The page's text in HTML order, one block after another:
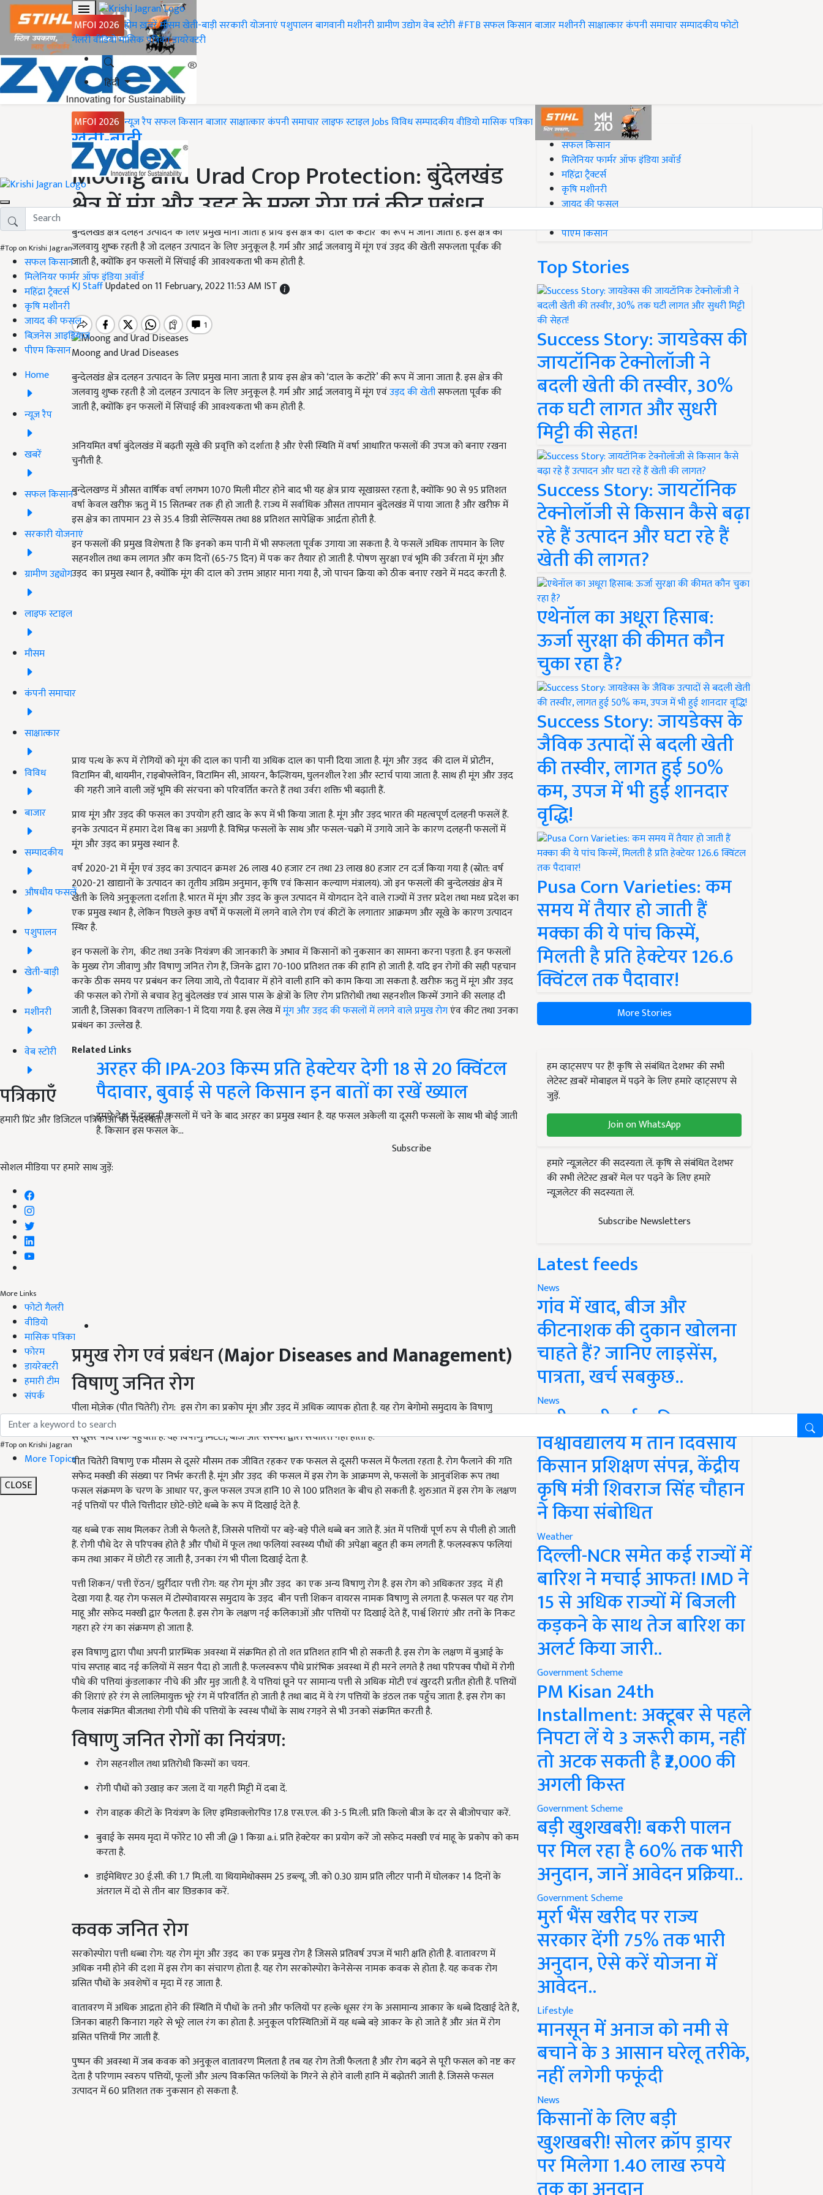
MFOI 2026 होमख़बरेंमौसमखेती-बाड़ीसरकारी योजनाएंपशुपालनबागवानीमशीनरीग्रामीण उद्योगवेब स्टोरी#FTBसफल किसानबाजारमशीनरीसाक्षात्कारकंपनी समाचारसम्पादकीयफोटो
गैलरीवीडियोमासिक पत्रिकाडायरेक्टरी
हिंदी
MFOI 2026 न्यूज़ रैपसफल किसानबाजारसाक्षात्कारकंपनी समाचारलाइफ स्टाइलJobsविविधसम्पादकीयवीडियोमासिक पत्रिका
#Top on Krishi Jagran
सफल किसान
मिलेनियर फार्मर ऑफ इंडिया अवॉर्ड
महिंद्रा ट्रैक्टर्स
कृषि मशीनरी
जायद की फसल
बिज़नेस आइडियाज
पीएम किसान
Home
न्यूज़ रैप
खबरें
सफल किसान
सरकारी योजनाएं
ग्रामीण उद्द्योग
लाइफ स्टाइल
मौसम
कंपनी समाचार
साक्षात्कार
विविध
बाजार
सम्पादकीय
औषधीय फसलें
पशुपालन
खेती-बाड़ी
मशीनरी
वेब स्टोरी
पत्रिकाएँ
हमारी प्रिंट और डिजिटल पत्रिकाओं की सदस्यता लें
Subscribe
सोशल मीडिया पर हमारे साथ जुड़ें:
More Links
फोटो गैलरी
वीडियो
मासिक पत्रिका
फोरम
डायरेक्टरी
हमारी टीम
संपर्क
#Top on Krishi Jagran
More Topics
CLOSE
Home
खेती-बाड़ी
Moong and Urad Crop Protection: बुंदेलखंड
क्षेत्र में मूंग और उड़द के मुख्य रोग एवं कीट प्रबंधन
बुन्देलखंड क्षेत्र दलहन उत्पादन के लिए प्रमुख माना जाता है प्रायः इस क्षेत्र को ‘दाल के कटोरे’ की रूप में जाना जाता है. इस क्षेत्र की
जलवायु शुष्क रहती है जो दलहन उत्पादन के लिए अनुकूल है. गर्म और आर्द्र जलवायु में मूंग एवं उड़द की खेती सफलता पूर्वक की
जाती है, क्योंकि इन फसलों में सिंचाई की आवश्यकता भी कम होती है.
KJ StaffUpdated on 11 February, 2022 11:53 AM IST
Moong and Urad Diseases
बुन्देलखंड क्षेत्र दलहन उत्पादन के लिए प्रमुख माना जाता है प्रायः इस क्षेत्र को ‘दाल के कटोरे’ की रूप में जाना जाता है. इस क्षेत्र की
जलवायु शुष्क रहती है जो दलहन उत्पादन के लिए अनुकूल है. गर्म और आर्द्र जलवायु में मूंग एवंउड़द की खेतीसफलता पूर्वक की
जाती है, क्योंकि इन फसलों में सिंचाई की आवश्यकता भी कम होती है.
अनियमित वर्षा बुंदेलखंड में बढ़ती सूखे की प्रवृत्ति को दर्शाता है और ऐसी स्थिति में वर्षा आधारित फसलों की उपज को बनाए रखना
चुनौती है.
बुन्देलखण्ड में औसत वार्षिक वर्षा लगभग 1070 मिली मीटर होने बाद भी यह क्षेत्र प्रायः सूखाग्रस्त रहता है, क्योंकि 90 से 95 प्रतिशत
वर्षा केवल खरीफ़ ऋतु में 15 सितम्बर तक ही हो जाती है. राज्य में सर्वाधिक औसत तापमान बुंदेलखंड में पाया जाता है और खरीफ़ में
इस क्षेत्र का तापमान 23 से 35.4 डिग्री सेल्सियस तथा 88 प्रतिशत सापेक्षिक आर्द्रता होती है.
इन फसलों की प्रमुख विशेषता है कि इनको कम पानी में भी सफलता पूर्वक उगाया जा सकता है. ये फसलें अधिक तापमान के लिए
सहनशील तथा कम लागत और कम दिनों (65-75 दिन) में पक कर तैयार हो जाती है. पोषण सुरक्षा एवं भूमि की उर्वरता में मूंग और
उड़द का प्रमुख स्थान है, क्योंकि मूंग की दाल को उत्तम आहार माना गया है, जो पाचन क्रिया को ठीक बनाए रखने में मदद करती है.
प्रायः पत्थ के रूप में रोगियों को मूंग की दाल का पानी या अधिक दाल का पानी दिया जाता है. मूंग और उड़द की दाल में प्रोटीन,
विटामिन बी, थायमीन, राइबोफ्लेविन, विटामिन सी, आयरन, कैल्शियम, घुलनशील रेशा और स्टार्च पाया जाता है. साथ ही मूंग और उड़द
की गहरी जाने वाली जड़ें भूमि की संरचना को परिवर्तित करते हैं तथा उर्वरा शक्ति भी बढ़ाती हैं.
प्रायः मूंग और उड़द की फसल का उपयोग हरी खाद के रूप में भी किया जाता है. मूंग और उड़द भारत की महत्वपूर्ण दलहनी फसलें हैं.
इनके उत्पादन में हमारा देश विश्व का अग्रणी है. विभिन्न फसलों के साथ और फसल-चक्रो में उगाये जाने के कारण दलहनी फसलों में
मूंग और उड़द का प्रमुख स्थान है.
वर्ष 2020-21 में मूँग एवं उड़द का उत्पादन क्रमशः 26 लाख 40 हजार टन तथा 23 लाख 80 हजार टन दर्ज किया गया है (स्रोत: वर्ष
2020-21 खाद्यानों के उत्पादन का तृतीय अग्रिम अनुमान, कृषि एवं किसान कल्याण मंत्रालय). जो इन फसलों की बुन्देलखंड क्षेत्र में
खेती के लिये अनुकूलता दर्शाता है. भारत में मूंग और उड़द के कुल उत्पादन में योगदान देने वाले राज्यों में उत्तर प्रदेश तथा मध्य प्रदेश का
एक प्रमुख स्थान है, लेकिन पिछले कुछ वर्षों में फसलों में लगने वाले रोग एवं कीटों के लगातार आक्रमण और सूखे के कारण उत्पादन
स्थिर है.
इन फसलों के रोग, कीट तथा उनके नियंत्रण की जानकारी के अभाव में किसानों को नुकसान का सामना करना पड़ता है. इन फसलों
के मुख्य रोग जीवाणु और विषाणु जनित रोग हैं,जिनके द्वारा 70-100 प्रतिशत तक की हानि हो जाती है. यदि इन रोगों की सही पहचान
करके ठीक समय पर प्रबंधन कर लिया जाये,तो पैदावार में होने वाली हानि को काम किया जा सकता है.खरीफ़ ऋतु में मूंग और उड़द
की फसल को रोगों से बचाव हेतु बुंदेलखंड एवं आस पास के क्षेत्रों के लिए रोग प्रतिरोधी तथा सहनशील किस्में उगाने की सलाह दी
जाती है,जिसका विवरण तालिका-1 में दिया गया है. इस लेख मेंमूंग और उड़द की फसलों में लगने वाले प्रमुख रोगएंव कीट तथा उनका
प्रबंधन का उल्लेख है.
Related Links
अरहर की IPA-203 किस्म प्रति हेक्टेयर देगी 18 से 20 क्विंटल
पैदावार, बुवाई से पहले किसान इन बातों का रखें ख्याल
हमारे देश में दलहनी फसलों में चने के बाद अरहर का प्रमुख स्थान है. यह फसल अकेली या दूसरी फसलों के साथ भी बोई जाती
है. किसान इस फसल के…
प्रमुख रोग एवं प्रबंधन (Major Diseases and Management)
विषाणु जनित रोग
पीला मोज़ेक (पीत चितेरी) रोग: इस रोग का प्रकोप मूंग और उड़द में अधिक व्यापक होता है.यह रोग बेगोमो समुदाय के विषाणु
(मूंगबीन येलो मोज़ेक वायरस) द्वारा लगता है. इस रोग के वाहक का कार्य सफ़ेद मक्खी के द्वारा होता है
से दूसरे पौधे तक पहुँचता है. यह विषाणु मिटटी,बीज और संस्पर्श द्वारा संचारित नहीं होता है.
पीत चितेरी विषाणु एक मौसम से दूसरे मौसम तक जीवित रहकर एक फसल से दूसरी फसल में फैलता रहता है. रोग फैलाने की गति
सफेद मक्खी की संख्या पर निर्भर करती है. मूंग और उड़द की फसल में इस रोग के आक्रमण से,फसलों के आनुवंशिक रूप तथा
फसल संक्रमण के चरण के आधार पर,कुल फसल उपज हानि 10 से 100 प्रतिशत के बीच हो सकती है. शुरुआत में इस रोग के लक्षण
नई पत्तियों पर पीले चित्तीदार छोटे-छोटे धब्बे के रूप में दिखाई देते है.
यह धब्बे एक साथ मिलकर तेजी से फैलते हैं,जिससे पत्तियों पर बड़े-बड़े पीले धब्बे बन जाते हैं. अंत में पत्तियाँ पूर्ण रुप से पीली हो जाती
हैं. रोगी पौधे देर से परिपक्व होते है और पौधों में फूल तथा फलियां स्वस्थ्य पौधों की अपेक्षा बहुत ही कम लगती हैं. फलस्वरूप फलियां
कम तथा आकर में छोटी रह जाती है,उनका रंग भी पीला दिखाई देता है.
पत्ती शिकन/ पत्ती ऐंठन/ झुर्रीदार पत्ती रोग: यह रोग मूंग और उड़द का एक अन्य विषाणु रोग है. इस रोग को अधिकतर उड़द में ही
देखा गया है. यह रोग फसल में टोस्पोवायरस समुदाय के उड़द बीन पत्ती शिकन वायरस नामक विषाणु से लगता है. फसल पर यह रोग
माहू और सफ़ेद मक्खी द्वार फैलता है. इस रोग के लक्षण नई कलिकाओं और पत्तियों पर दिखाई देते हैं,पार्श्व शिराएं और तनों के निकट
गहरा हरे रंग का संक्रमण हो जाता है.
इस विषाणु द्वारा पौधा अपनी प्रारम्भिक अवस्था में संक्रमित हो तो शत प्रतिशत हानि भी हो सकती है.इस रोग के लक्षण में बुआई के
पांच सप्ताह बाद नई कलियों में सडन पैदा हो जाती है. फलस्वरूप पौधे प्रारंभिक अवस्था में ही मरने लगते है तथा परिपक्व पौधों में रोगी
पौधे की पत्तियां कुंडलाकार नीचे की और मुड़ जाती है. ये पत्तियां छूने पर सामान्य पत्ती से अधिक मोटी एवं खुरदरी प्रतीत होती हैं. पत्तियों
की शिराएं हरे रंग से लालिमायुक्त भूरे रंग में परिवर्तित हो जाती है तथा बाद में ये रंग पत्तियों के डंठल तक पहुँच जाता है. इस रोग का
फैलाव संक्रमित बीजतथा रोगी पौधे की पत्तियों के स्वस्थ पौधों के साथ रगड़ने से भी उनको संक्रमित करती है.
विषाणु जनित रोगों का नियंत्रण:
रोग सहनशील तथा प्रतिरोधी किस्मों का चयन.
रोगी पौधों को उखाड़ कर जला दें या गहरी मिट्टी में दबा दें.
रोग वाहक कीटों के नियंत्रण के लिए इमिडाक्लोरपिड 17.8 एस.एल. की 3-5 मि.ली. प्रति किलो बीज के दर से बीजोपचार करें.
बुवाई के समय मृदा में फोरेट 10 सी जी@1 किग्राa.i.प्रति हेक्टेयर का प्रयोग करें जो सफ़ेद मक्खी एवं माहू के प्रकोप को कम
करता है.
डाईमेथिएट 30 ई.सी. की 1.7 मि.ली. या थियामेथोक्सम 25 डब्ल्यू. जी. को 0.30 ग्राम प्रति लीटर पानी में घोलकर 14 दिनों के
अंतराल में दो से तीन बार छिडकाव करें.
कवक जनित रोग
सरकोस्पोरा पत्ती धब्बा रोग: यह रोग मूंग और उड़द का एक प्रमुख रोग है जिससे प्रतिवर्ष उपज में भारी क्षति होती है. वातावरण में
अधिक नमी होने की दशा में इस रोग का संचारण होता है. यह रोग सरकोस्पोरा केनेसेन्स नामक कवक से होता है. यह कवक रोग
ग्रसित पौधों के अवशेषों व मृदा में रह जाता है.
वातावरण में अधिक आद्रता होने की स्थिति में पौधों के तनो और फलियों पर हल्के धूसर रंग के असामान्य आकार के धब्बे दिखाई देते हैं,
जिनका बाहरी किनारा गहरे से भूरे लाल रंग का होता है. अनुकूल परिस्थितिओं में यह धब्बे बड़े आकर के हो जाते हैं और अंत में रोग
ग्रसित पत्तियाँ गिर जाती हैं.
पुष्पन की अवस्था में जब कवक को अनुकूल वातावरण मिलता है तब यह रोग तेजी फैलता है और रोग बढ़ने से पूरी फसल को नष्ट कर
देता है परिणाम स्वरुप पत्तियों,फूलों और अल्प विकसित फलियों के गिरने से होने वाली हानि में बढ़ोतरी जाती है. जिससे फसल
उत्पादन में 60 प्रतिशत तक नुकसान हो सकता है.
#Top on Krishi Jagran
सफल किसान
मिलेनियर फार्मर ऑफ इंडिया अवॉर्ड
महिंद्रा ट्रैक्टर्स
कृषि मशीनरी
जायद की फसल
पीएम किसान
Top Stories
Success Story: जायडेक्स की
जायटॉनिक टेक्नोलॉजी ने
बदली खेती की तस्वीर, 30%
तक घटी लागत और सुधरी
मिट्टी की सेहत!
Success Story: जायटॉनिक
टेक्नोलॉजी से किसान कैसे बढ़ा
रहे हैं उत्पादन और घटा रहे हैं
खेती की लागत?
एथेनॉल का अधूरा हिसाब:
ऊर्जा सुरक्षा की कीमत कौन
चुका रहा है?
Success Story: जायडेक्स के
जैविक उत्पादों से बदली खेती
की तस्वीर, लागत हुई 50%
कम, उपज में भी हुई शानदार
वृद्धि!
Pusa Corn Varieties: कम
समय में तैयार हो जाती हैं
मक्का की ये पांच किस्में,
मिलती है प्रति हेक्टेयर 126.6
क्विंटल तक पैदावार!
More Stories
हम व्हाट्सएप पर हैं! कृषि से संबंधित देशभर की सभी
लेटेस्ट ख़बरें मोबाइल में पढ़ने के लिए हमारे व्हाट्सएप से
जुड़ें.
Join on WhatsApp
हमारे न्यूज़लेटर की सदस्यता लें. कृषि से संबंधित देशभर
की सभी लेटेस्ट ख़बरें मेल पर पढ़ने के लिए हमारे
न्यूज़लेटर की सदस्यता लें.
Subscribe Newsletters
Latest feeds
News
गांव में खाद, बीज और
कीटनाशक की दुकान खोलना
चाहते हैं? जानिए लाइसेंस,
पात्रता, खर्च सबकुछ..
News
रानी लक्ष्मीबाई कृषि
विश्वविद्यालय में तीन दिवसीय
किसान प्रशिक्षण संपन्न, केंद्रीय
कृषि मंत्री शिवराज सिंह चौहान
ने किया संबोधित
Weather
दिल्ली-NCR समेत कई राज्यों में
बारिश ने मचाई आफत! IMD ने
15 से अधिक राज्यों में बिजली
कड़कने के साथ तेज बारिश का
अलर्ट किया जारी..
Government Scheme
PM Kisan 24th
Installment: अक्टूबर से पहले
निपटा लें ये 3 जरूरी काम, नहीं
तो अटक सकती है ₹2,000 की
अगली किस्त
Government Scheme
बड़ी खुशखबरी! बकरी पालन
पर मिल रहा है 60% तक भारी
अनुदान, जानें आवेदन प्रक्रिया..
Government Scheme
मुर्रा भैंस खरीद पर राज्य
सरकार देंगी 75% तक भारी
अनुदान, ऐसे करें योजना में
आवेदन..
Lifestyle
मानसून में अनाज को नमी से
बचाने के 3 आसान घरेलू तरीके,
नहीं लगेगी फफूंदी
News
किसानों के लिए बड़ी
खुशखबरी! सोलर क्रॉप ड्रायर
पर मिलेगा 1.40 लाख रुपये